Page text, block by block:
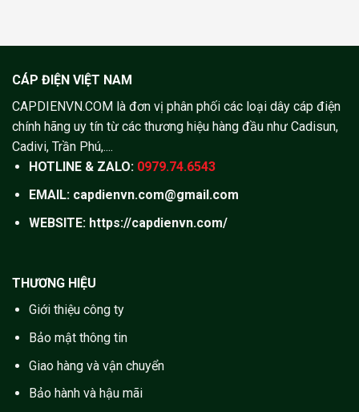
CÁP ĐIỆN VIỆT NAM
CAPDIENVN.COM là đơn vị phân phối các loại dây cáp điện
chính hãng uy tín từ các thương hiệu hàng đầu như Cadisun,
Cadivi, Trần Phú,....
HOTLINE & ZALO: 0979.74.6543
EMAIL: capdienvn.com@gmail.com
WEBSITE: https://capdienvn.com/
THƯƠNG HIỆU
Giới thiệu công ty
Bảo mật thông tin
Giao hàng và vận chuyển
Bảo hành và hậu mãi